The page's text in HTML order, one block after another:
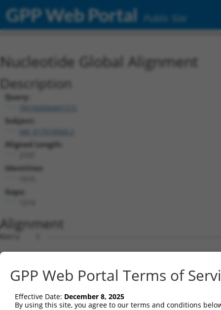
GPP Web Portal Public Site
Nucleotide Global Alignment
Description
Query:
Subject:
Aligned Length:
Identities:
Gaps:
Alignment
Query    1  --------------------------------------------------------------------------  0
                                                                                      
Sbjct    1  ATGGCGGCGCACCTTAAGAAGCGGGTTTATGAGGAATTCACGAAAGTGGTTCAGCCACAGGAGGAAATTGCTAC  74

Query    1  --------------------------------------------------------------------------  0
                                                                                      
Sbjct   75  TAAGAAACTCCGACTAACAAAACCAAGTAAATCTGCAGCACTCCACATAGATCTGTGTAAAGCTACCTCCCCAG  148

Query    1  --------------------------------------------------------------------------  0
                                                                                      
Sbjct  149  CAGATGCTTTGCAATACTTGCTCCAGTTTGCCAGGAAGCCTGTCGAGGCGGAAAGCGTAGAGGGAGTAGTCAGG  222

Query    1  --------------------------------------------------------------------------  0
                                                                                      
Sbjct  223  ATTCTCTTGGAACATTATTACAAGGAGAATGATCCATCTGTGAGACTGAAAATTGCATCATTGTTGGGTTTATT  296

Query    1  -----------------------------------------ATGCCATCAACATCCTGCAGAATGAAA------  27
                                                     |||||||||||||||||||||||||||      
Sbjct  297  ATCAAAGACAGCAGGATTTTCACCAGACTGCATTATGGATGATGCCATCAACATCCTGCAGAATGAAAAGTCTC  370

Query   28  --------------------------------------------------------------------------  27
                                                                                      
Sbjct  371  ATCAAGTCCTAGCTCAACTGCTGGATACTTTGCTTGCAATTGGCACTAAGCTACCAGAGAATCAAGCTATCCAA  444

Query   28  ---------------------------CATCTGACAGATACGTCTCATGGTGTAAGAAATAAGTGCCTGCAGTT  74
                                       |||||||||||||||||||||||||||||||||||||||||||||||
Sbjct  445  ATGCGATTAGTTGATGTGGCCTGCAAGCATCTGACAGATACGTCTCATGGTGTAAGAAATAAGTGCCTGCAGTT  518

Query   75  ACTTGGCAATCTTGGCTCTTTGGAGAAAAGTGTCACAAAAGATGCAGAAGGCCTAGCTGCCAGAGATGTCCAGA  148
            ||||||||||||||||||||||||||||||||||||||||||||||||||||||||||||||||||||||||||
Sbjct  519  ACTTGGCAATCTTGGCTCTTTGGAGAAAAGTGTCACAAAAGATGCAGAAGGCCTAGCTGCCAGAGATGTCCAGA  592

Query  149  AGATTATAGGGGATTACTTCAGTGACCAAGACCCACGTGTCAGAACAGCAGCTATAAAAGCCATGTTGCAGCTC  222
            ||||||||||||||||||||||||||||||||||||||||||||||||||||||||||||||||||||||||||
Sbjct  593  AGATTATAGGGGATTACTTCAGTGACCAAGACCCACGTGTCAGAACAGCAGCTATAAAAGCCATGTTGCAGCTC  666

Query  223  CATGAAAGAGGACTGAAATTACACCAAACAATTTATAATCAGGCCTGTAAATTACTCTCTGATGACTATGAACA  296
            ||||||||||||||||||||||||||||||||||||||||||||||||||||||||||||||||||||||||||
Sbjct  667  CATGAAAGAGGACTGAAATTACACCAAACAATTTATAATCAGGCCTGTAAATTACTCTCTGATGACTATGAACA  740

Query  297  AGTGCGCAGTGCTGCAGTCCAGCTTATCTGGGTCGTCAGTCAGCTCTATCCTGAAAGCATTGTCCCAATTCCTT  370
            ||||||||||||||||||||||||||||||||||||||||||||||||||||||||||||||||||||||||||
Sbjct  741  AGTGCGCAGTGCTGCAGTCCAGCTTATCTGGGTCGTCAGTCAGCTCTATCCTGAAAGCATTGTCCCAATTCCTT  814

Query  371  CTTCTAATGAAGAAATACGCTTAGTTGATGATGCGTTTGGCAAAATTTGTCACATGGTCAGTGATGGCTCTTGG  444
            ||||||||||||||||||||||||||||||||||||||||||||||||||||||||||||||||||||||||||
Sbjct  815  CTTCTAATGAAGAAATACGCTTAGTTGATGATGCGTTTGGCAAAATTTGTCACATGGTCAGTGATGGCTCTTGG  888

Query  445  GTGGTTCGTGTTCAGGCAGCAAAACTGTTGGGCTCTATGGAGCAAGTCAGTTCTCATTTCTTGGAGCAGACCCT  518
            ||||||||||||||||||||||||||||||||||||||||||||||||||||||||||||||||||||||||||
Sbjct  889  GTGGTTCGTGTTCAGGCAGCAAAACTGTTGGGCTCTATGGAGCAAGTCAGTTCTCATTTCTTGGAGCAGACCCT  962

Query  519  TGACAAGAAGCTGATGTCAGATCTGAGGAGGAAACGTACTGCACATGAGCGTGCCAAGGAACTTTACAGTTCGG  592
            ||||||||||||||||||||||||||||||||||||||||||||||||||||||||||||||||||||||||||
Sbjct  963  TGACAAGAAGCTGATGTCAGATCTGAGGAGGAAACGTACTGCACATGAGCGTGCCAAGGAACTTTACAGTTCGG  1036

Query  593  GGGAGTTTTCCAGTGGCAGAAAGTGGGGAGATGATGCTCCCAAGGAAGAAGTAGATACCGGGGCTGTGAACTTG  666
            ||||||||||||||||||||||||||||||||||||||||||||||||||||||||||||||||||||||||||
Sbjct 1037  GGGAGTTTTCCAGTGGCAGAAAGTGGGGAGATGATGCTCCCAAGGAAGAAGTAGATACCGGGGCTGTGAACTTG  1110

Query  667  ATTGAGTCAGGAGCTTGTGGAGCTTTTGTTCATGGGTTGGAAGATGAGATGTATGAGGTTCGTATTGCTGCTGT  740
            ||||||||||||||||||||||||||||||||||||||||||||||||||||||||||||||||||||||||||
Sbjct 1111  ATTGAGTCAGGAGCTTGTGGAGCTTTTGTTCATGGGTTGGAAGATGAGATGTATGAGGTTCGTATTGCTGCTGT  1184

Query  741  GGAGGCCCTCTGCATGTTGGCCCAGTCTTCACCCTCTTTTGCTGAGAAGTGCCTTGATTTCCTAGTTGACATGT  814
            ||||||||||||||||||||||||||||||||||||||||||||||||||||||||||||||||||||||||||
Sbjct 1185  GGAGGCCCTCTGCATGTTGGCCCAGTCTTCACCCTCTTTTGCTGAGAAGTGCCTTGATTTCCTAGTTGACATGT  1258

Query  815  TCAACGATGAAATTGAGGAAGTACGTCTGCAGTCTATACATACCATGAGAAAAATCTCTAACAACATCACCCTC  888
            ||||||||||||||||||||||||||||||||||||||||||||||||||||||||||||||||||||||||||
Sbjct 1259  TCAACGATGAAATTGAGGAAGTACGTCTGCAGTCTATACATACCATGAGAAAAATCTCTAACAACATCACCCTC  1332

Query  889  CGAGAAGATCAGCTTGACACTGTCCTGGCTGTGCTAGAGGATTCATCCAGAGATATTCGAGAGGCTCTTCATGA  962
            ||||||||||||||||||||||||||||||||||||||||||||||||||||||||||||||||||||||||||
Sbjct 1333  CGAGAAGATCAGCTTGACACTGTCCTGGCTGTGCTAGAGGATTCATCCAGAGATATTCGAGAGGCTCTTCATGA  1406

Query  963  ACTCTTATGCTGTACTAATGTTTCAACCAAAGAAGGGATTCATCTTGCATTGGTGGAGCTGCTGAAAAATTTAA  1036
            ||||||||||||||||||||||||||||||||||||||||||||||||||||||||||||||||||||||||||
Sbjct 1407  ACTCTTATGCTGTACTAATGTTTCAACCAAAGAAGGGATTCATCTTGCATTGGTGGAGCTGCTGAAAAATTTAA  1480

Query 1037  CCAAGTACCCTACTGATAGGGACTCCATATGGAAGTGCTTGAAGTTTCTGGGAAGTCGGCATCCAACCCTGGTG  1110
            ||||||||||||||||||||||||||||||||||||||||||||||||||||||||||||||||||||||||||
Sbjct 1481  CCAAGTACCCTACTGATAGGGACTCCATATGGAAGTGCTTGAAGTTTCTGGGAAGTCGGCATCCAACCCTGGTG  1554

Query 1111  CTTCCCTTGGTGCCAGAGCTTCTGAGCACCCACCCATTTTTTGACACAGCTGAACCAGACATGGATGATCCAGC  1184
            ||||||||||||||||||||||||||||||||||||||||||||||||||||||||||||||||||||||||||
Sbjct 1555
GPP Web Portal Terms of
Effective Date: December 8, 2025
By using this site, you agree to our terms and conditions